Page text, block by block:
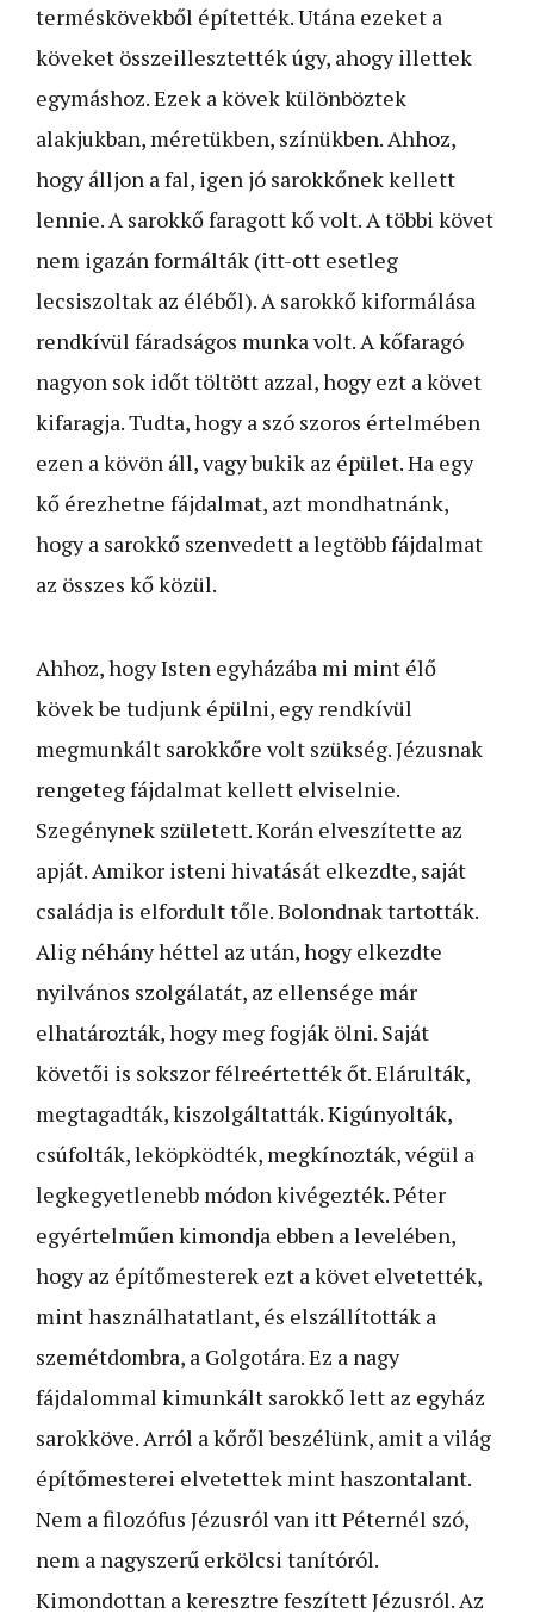
terméskövekből építették. Utána ezeket a
köveket összeillesztették úgy, ahogy illettek
egymáshoz. Ezek a kövek különböztek
alakjukban, méretükben, színükben. Ahhoz,
hogy álljon a fal, igen jó sarokkőnek kellett
lennie. A sarokkő faragott kő volt. A többi követ
nem igazán formálták (itt-ott esetleg
lecsiszoltak az éléből). A sarokkő kiformálása
rendkívül fáradságos munka volt. A kőfaragó
nagyon sok időt töltött azzal, hogy ezt a követ
kifaragja. Tudta, hogy a szó szoros értelmében
ezen a kövön áll, vagy bukik az épület. Ha egy
kő érezhetne fájdalmat, azt mondhatnánk,
hogy a sarokkő szenvedett a legtöbb fájdalmat
az összes kő közül.
Ahhoz, hogy Isten egyházába mi mint élő
kövek be tudjunk épülni, egy rendkívül
megmunkált sarokkőre volt szükség. Jézusnak
rengeteg fájdalmat kellett elviselnie.
Szegénynek született. Korán elveszítette az
apját. Amikor isteni hivatását elkezdte, saját
családja is elfordult tőle. Bolondnak tartották.
Alig néhány héttel az után, hogy elkezdte
nyilvános szolgálatát, az ellensége már
elhatározták, hogy meg fogják ölni. Saját
követői is sokszor félreértették őt. Elárulták,
megtagadták, kiszolgáltatták. Kigúnyolták,
csúfolták, leköpködték, megkínozták, végül a
legkegyetlenebb módon kivégezték. Péter
egyértelműen kimondja ebben a levelében,
hogy az építőmesterek ezt a követ elvetették,
mint használhatatlant, és elszállították a
szemétdombra, a Golgotára. Ez a nagy
fájdalommal kimunkált sarokkő lett az egyház
sarokköve. Arról a kőről beszélünk, amit a világ
építőmesterei elvetettek mint haszontalant.
Nem a filozófus Jézusról van itt Péternél szó,
nem a nagyszerű erkölcsi tanítóról.
Kimondottan a keresztre feszített Jézusról. Az